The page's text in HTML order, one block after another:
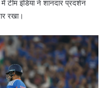
इंडिया ने शानदार प्रदर्शन
रखा।